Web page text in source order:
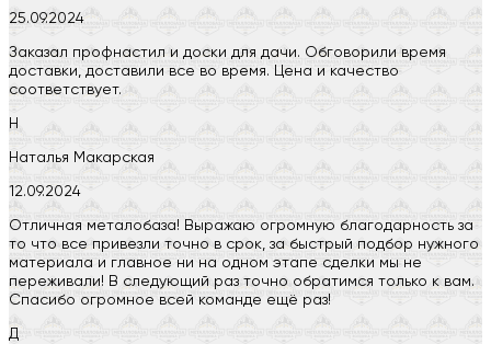
25.09.2024
Заказал профнастил и доски для дачи. Обговорили время
доставки, доставили все во время. Цена и качество
соответствует.
Н
Наталья Макарская
12.09.2024
Отличная металобаза! Выражаю огромную благодарность за
то что все привезли точно в срок, за быстрый подбор нужного
материала и главное ни на одном этапе сделки мы не
переживали! В следующий раз точно обратимся только к вам.
Спасибо огромное всей команде ещё раз!
Д